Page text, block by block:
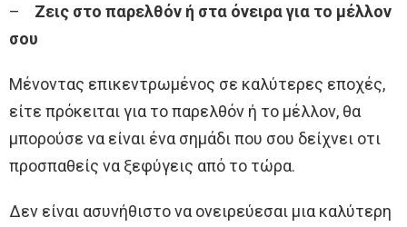
– Ζεις στο παρελθόν ή στα όνειρα για το μέλλον
σου
Μένοντας επικεντρωμένος σε καλύτερες εποχές,
είτε πρόκειται για το παρελθόν ή το μέλλον, θα
μπορούσε να είναι ένα σημάδι που σου δείχνει οτι
προσπαθείς να ξεφύγεις από το τώρα.
Δεν είναι ασυνήθιστο να ονειρεύεσαι μια καλύτερη